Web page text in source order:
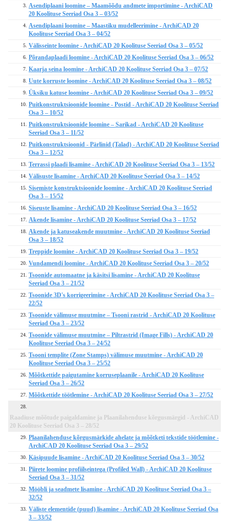
3.
Asendiplaani loomine – Maamõõdu andmete importimine - ArchiCAD
20 Koolituse Seeriad Osa 3 – 03/52
4.
Asendiplaani loomine – Maastiku mudelleerimine - ArchiCAD 20
Koolituse Seeriad Osa 3 – 04/52
5. Välisseinte loomine - ArchiCAD 20 Koolituse Seeriad Osa 3 – 05/52
6. Põrandaplaadi loomine - ArchiCAD 20 Koolituse Seeriad Osa 3 – 06/52
7. Kaarja seina loomine - ArchiCAD 20 Koolituse Seeriad Osa 3 – 07/52
8. Uute korruste loomine - ArchiCAD 20 Koolituse Seeriad Osa 3 – 08/52
9. Üksiku katuse loomine - ArchiCAD 20 Koolituse Seeriad Osa 3 – 09/52
10. Puitkonstruktsioonide loomine - Postid - ArchiCAD 20 Koolituse Seeriad
Osa 3 – 10/52
11.
Puitkonstruktsioonide loomine – Sarikad - ArchiCAD 20 Koolituse
Seeriad Osa 3 – 11/52
12. Puitkonstruktsioonid - Pärlinid (Talad) - ArchiCAD 20 Koolituse Seeriad
Osa 3 – 12/52
13. Terrassi plaadi lisamine - ArchiCAD 20 Koolituse Seeriad Osa 3 – 13/52
14. Välisuste lisamine - ArchiCAD 20 Koolituse Seeriad Osa 3 – 14/52
15. Sisemiste konstruktsioonide loomine - ArchiCAD 20 Koolituse Seeriad
Osa 3 – 15/52
16. Siseuste lisamine - ArchiCAD 20 Koolituse Seeriad Osa 3 – 16/52
17. Akende lisamine - ArchiCAD 20 Koolituse Seeriad Osa 3 – 17/52
18.
Akende ja katuseakende muutmine - ArchiCAD 20 Koolituse Seeriad
Osa 3 – 18/52
19. Treppide loomine - ArchiCAD 20 Koolituse Seeriad Osa 3 – 19/52
20. Vundamendi loomine - ArchiCAD 20 Koolituse Seeriad Osa 3 – 20/52
21.
Tsoonide automaatne ja käsitsi lisamine - ArchiCAD 20 Koolituse
Seeriad Osa 3 – 21/52
22. Tsoonide 3D's korrigeerimine - ArchiCAD 20 Koolituse Seeriad Osa 3 –
22/52
23. Tsoonide välimuse muutmine – Tsooni rastrid - ArchiCAD 20 Koolituse
Seeriad Osa 3 – 23/52
24. Tsoonide välimuse muutmine – Piltrastrid (Image Fills) - ArchiCAD 20
Koolituse Seeriad Osa 3 – 24/52
25. Tsooni templite (Zone Stamps) välimuse muutmine - ArchiCAD 20
Koolituse Seeriad Osa 3 – 25/52
26. Mõõtkettide paigutamine korruseplaanile - ArchiCAD 20 Koolituse
Seeriad Osa 3 – 26/52
27. Mõõtkettide töötlemine - ArchiCAD 20 Koolituse Seeriad Osa 3 – 27/52
28.
Raadiuse mõõtude paigaldamine ja Plaanilahenduse kõrgusmärgid - ArchiCAD
20 Koolituse Seeriad Osa 3 – 28/52
29. Plaanilahenduse kõrgusmärkide ahelate ja mõõtketi tekstide töötlemine -
ArchiCAD 20 Koolituse Seeriad Osa 3 – 29/52
30. Käsipuude lisamine - ArchiCAD 20 Koolituse Seeriad Osa 3 – 30/52
31.
Piirete loomine profiilseintega (Profiled Wall) - ArchiCAD 20 Koolituse
Seeriad Osa 3 – 31/52
32. Mööbli ja seadmete lisamine - ArchiCAD 20 Koolituse Seeriad Osa 3 –
32/52
33. Väliste elementide (puud) lisamine - ArchiCAD 20 Koolituse Seeriad Osa
3 – 33/52